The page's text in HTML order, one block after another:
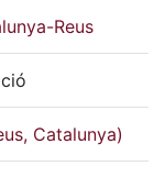
Reus
Catalunya)